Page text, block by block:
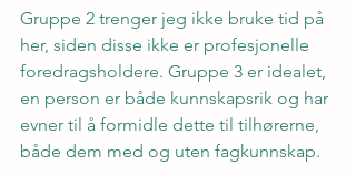
Gruppe 2 trenger jeg ikke bruke tid på
her, siden disse ikke er profesjonelle
foredragsholdere. Gruppe 3 er idealet,
en person er både kunnskapsrik og har
evner til å formidle dette til tilhørerne,
både dem med og uten fagkunnskap.